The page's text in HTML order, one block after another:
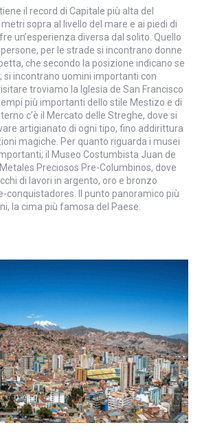
il record di Capitale più alta del
sopra al livello del mare e ai piedi di
un’esperienza diversa dal solito. Quello
per le strade si incontrano donne
che secondo la posizione indicano se
si incontrano uomini importanti con
troviamo la Iglesia de San Francisco
più importanti dello stile Mestizo e di
c’è il Mercato delle Streghe, dove si
artigianato di ogni tipo, fino addirittura
magiche. Per quanto riguarda i musei
il Museo Costumbista Juan de
Preciosos Pre-Columbinos, dove
di lavori in argento, oro e bronzo
conquistadores. Il punto panoramico più
la cima più famosa del Paese.